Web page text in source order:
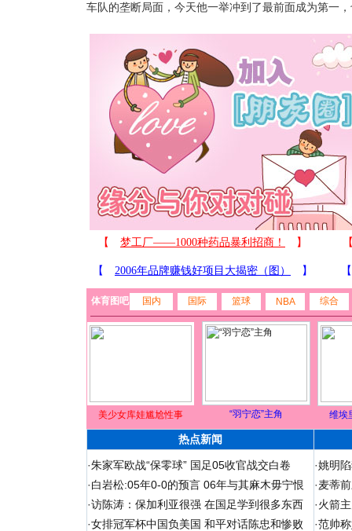
车队的垄断局面，今天他一举冲到了最前面成为第一
体育图吧 国内 国际 篮球 NBA 综合
美少女库娃尴尬性事 “羽宁恋”主角 维埃
热点新闻
·朱家军欧战“保零球” 国足05收官战交白卷
·白岩松:05年0-0的预言 06年与其麻木毋宁恨
·访陈涛：保加利亚很强 在国足学到很多东西
·女排冠军杯中国负美国 和平对话陈忠和惨败
·姚明
·麦蒂
·火箭
·范帅